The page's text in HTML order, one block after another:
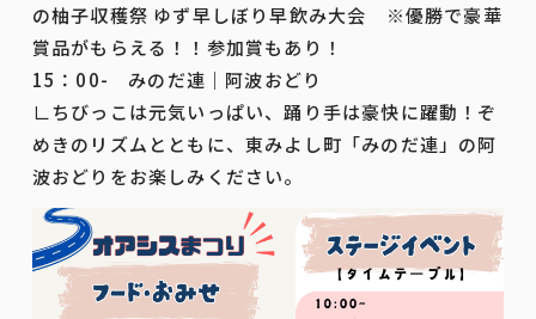
の柚子収穫祭 ゆず早しぼり早飲み大会 ※優勝で豪華
賞品がもらえる！！参加賞もあり！
15：00- みのだ連｜阿波おどり
∟ちびっこは元気いっぱい、踊り手は豪快に躍動！ぞ
めきのリズムとともに、東みよし町「みのだ連」の阿
波おどりをお楽しみください。